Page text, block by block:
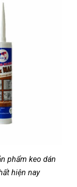
phẩm keo dán
hiện nay